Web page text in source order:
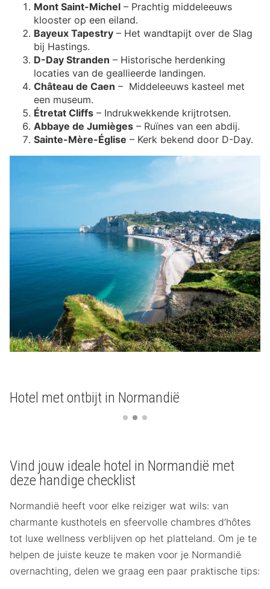
Mont Saint-Michel – Prachtig middeleeuws
klooster op een eiland.
Bayeux Tapestry – Het wandtapijt over de Slag
bij Hastings.
D-Day Stranden – Historische herdenking
locaties van de geallieerde landingen.
Château de Caen – Middeleeuws kasteel met
een museum.
Étretat Cliffs – Indrukwekkende krijtrotsen.
Abbaye de Jumièges – Ruïnes van een abdij.
Sainte-Mère-Église – Kerk bekend door D-Day.
Hotel met ontbijt in Normandië
Vind jouw ideale hotel in Normandië met
deze handige checklist
Normandië heeft voor elke reiziger wat wils: van
charmante kusthotels en sfeervolle chambres d’hôtes
tot luxe wellness verblijven op het platteland. Om je te
helpen de juiste keuze te maken voor je Normandië
overnachting, delen we graag een paar praktische tips: